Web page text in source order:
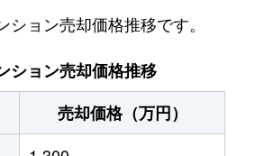
万円 大元
徒歩18分
万円 大元
2,100万円 大元
徒歩16分
3,000万円
ション売却価格推移です。
ション売却価格推移
売却価格（万円）